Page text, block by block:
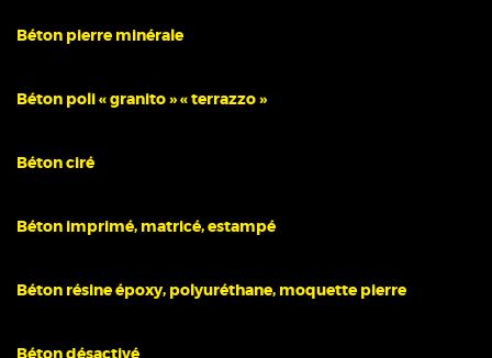
Béton pierre minérale
Béton poli « granito » « terrazzo »
Béton ciré
Béton imprimé, matricé, estampé
Béton résine époxy, polyuréthane, moquette pierre
Béton désactivé